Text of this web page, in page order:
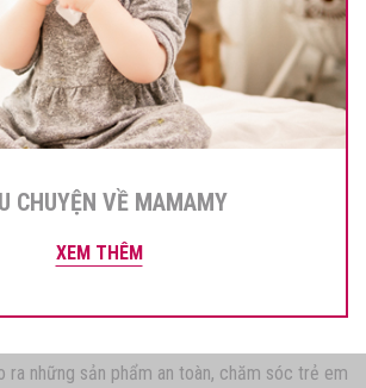
CHUYỆN VỀ MAMAMY
XEM THÊM
ra những sản phẩm an toàn, chăm sóc trẻ em